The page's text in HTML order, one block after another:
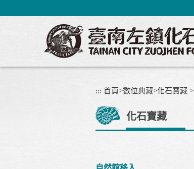
到
::: 首頁>數位典藏>化石寶藏 >
化石寶藏